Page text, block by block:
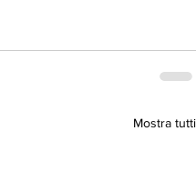
Mostra tutti